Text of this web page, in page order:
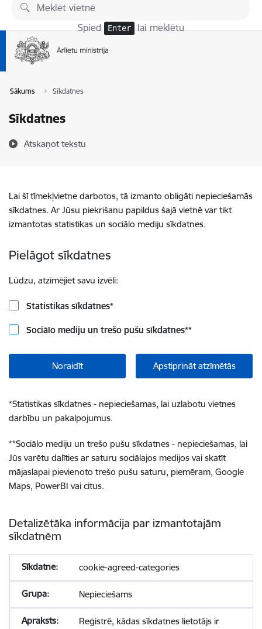
Pāriet uz lapas saturu
Spied Enter lai meklētu
Sākums Sīkdatnes
Sīkdatnes
Atskaņot tekstu
Lai šī tīmekļvietne darbotos, tā izmanto obligāti nepieciešamās
sīkdatnes. Ar Jūsu piekrišanu papildus šajā vietnē var tikt
izmantotas statistikas un sociālo mediju sīkdatnes.
Pielāgot sīkdatnes
Lūdzu, atzīmējiet savu izvēli:
Statistikas sīkdatnes*
Sociālo mediju un trešo pušu sīkdatnes**
Noraidīt Apstiprināt atzīmētās
*Statistikas sīkdatnes - nepieciešamas, lai uzlabotu vietnes
darbību un pakalpojumus.
**Sociālo mediju un trešo pušu sīkdatnes - nepieciešamas, lai
Jūs varētu dalīties ar saturu sociālajos medijos vai skatīt
mājaslapai pievienoto trešo pušu saturu, piemēram, Google
Maps, PowerBI vai citus.
Detalizētāka informācija par izmantotajām
sīkdatnēm
cookie-agreed-categories
Nepieciešams
Reģistrē, kādas sīkdatnes lietotājs ir